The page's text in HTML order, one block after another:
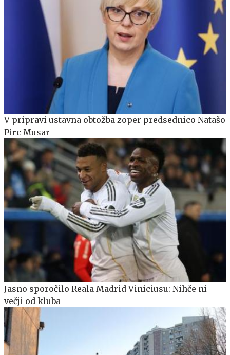
V pripravi ustavna obtožba zoper predsednico Natašo
Pirc Musar
Jasno sporočilo Reala Madrid Viniciusu: Nihče ni
večji od kluba